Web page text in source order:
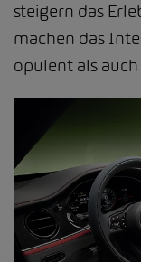
steigern das
machen das
opulent als